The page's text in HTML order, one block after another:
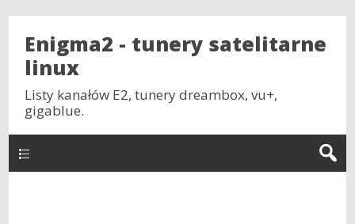
Enigma2 - tunery satelitarne
linux
Listy kanałów E2, tunery dreambox, vu+,
gigablue.